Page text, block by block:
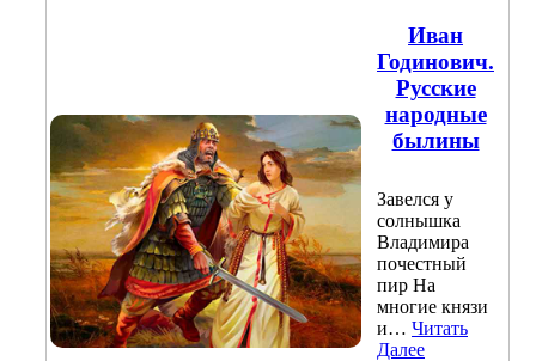
Иван
Годинович.
Русские
народные
былины
Завелся у
солнышка
Владимира
почестный
пир На
многие князи
и… Читать
Далее